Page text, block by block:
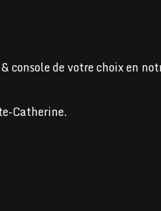
console de votre choix en
Catherine.